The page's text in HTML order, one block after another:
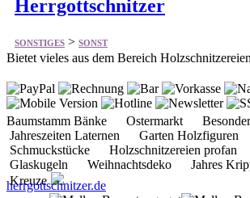
Herrgottschnitzer
SONSTIGES > SONST
Bietet vieles aus dem Bereich Holzschnitzereien
Baumstamm Bänke Ostermarkt
Jahreszeiten Laternen Garten
Schmuckstücke Holzschnitzereien
Glaskugeln Weihnachtsdeko Jahres
Kreuze
herrgottschnitzer.de